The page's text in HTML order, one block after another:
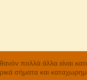
πολλά άλλα είναι
και